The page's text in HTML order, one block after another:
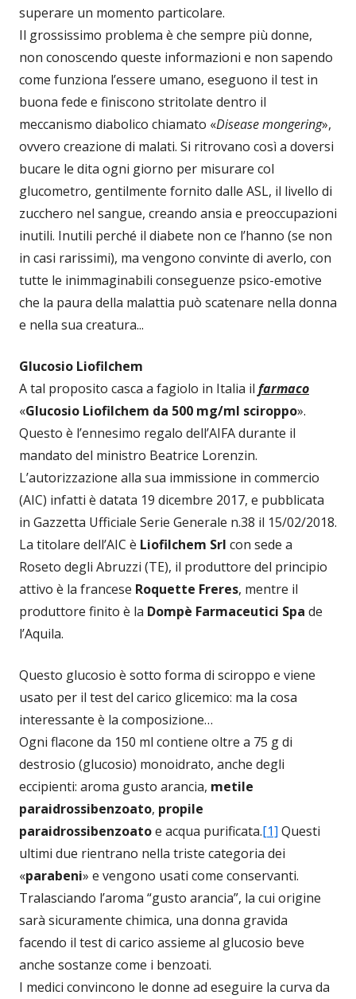
superare un momento particolare.
Il grossissimo problema è che sempre più donne,
non conoscendo queste informazioni e non sapendo
come funziona l’essere umano, eseguono il test in
buona fede e finiscono stritolate dentro il
meccanismo diabolico chiamato «Disease mongering»,
ovvero creazione di malati. Si ritrovano così a doversi
bucare le dita ogni giorno per misurare col
glucometro, gentilmente fornito dalle ASL, il livello di
zucchero nel sangue, creando ansia e preoccupazioni
inutili. Inutili perché il diabete non ce l’hanno (se non
in casi rarissimi), ma vengono convinte di averlo, con
tutte le inimmaginabili conseguenze psico-emotive
che la paura della malattia può scatenare nella donna
e nella sua creatura...
Glucosio Liofilchem
A tal proposito casca a fagiolo in Italia il farmaco
«Glucosio Liofilchem da 500 mg/ml sciroppo».
Questo è l’ennesimo regalo dell’AIFA durante il
mandato del ministro Beatrice Lorenzin.
L’autorizzazione alla sua immissione in commercio
(AIC) infatti è datata 19 dicembre 2017, e pubblicata
in Gazzetta Ufficiale Serie Generale n.38 il 15/02/2018.
La titolare dell’AIC è Liofilchem Srl con sede a
Roseto degli Abruzzi (TE), il produttore del principio
attivo è la francese Roquette Freres, mentre il
produttore finito è la Dompè Farmaceutici Spa de
l’Aquila.
Questo glucosio è sotto forma di sciroppo e viene
usato per il test del carico glicemico: ma la cosa
interessante è la composizione…
Ogni flacone da 150 ml contiene oltre a 75 g di
destrosio (glucosio) monoidrato, anche degli
eccipienti: aroma gusto arancia, metile
paraidrossibenzoato, propile
paraidrossibenzoatoe acqua purificata.[1] Questi
ultimi due rientrano nella triste categoria dei
«parabeni» e vengono usati come conservanti.
Tralasciando l’aroma “gusto arancia”, la cui origine
sarà sicuramente chimica, una donna gravida
facendo il test di carico assieme al glucosio beve
anche sostanze come i benzoati.
I medici convincono le donne ad eseguire la curva da